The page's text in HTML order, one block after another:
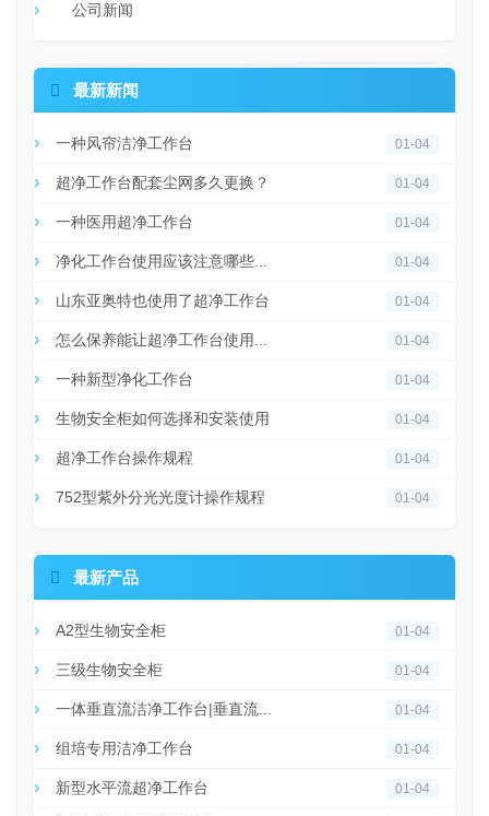
公司新闻
 最新新闻
一种风帘洁净工作台 01-04
超净工作台配套尘网多久更换？ 01-04
一种医用超净工作台 01-04
净化工作台使用应该注意哪些... 01-04
山东亚奥特也使用了超净工作台 01-04
怎么保养能让超净工作台使用... 01-04
一种新型净化工作台 01-04
生物安全柜如何选择和安装使用 01-04
超净工作台操作规程 01-04
752型紫外分光光度计操作规程 01-04
 最新产品
A2型生物安全柜 01-04
三级生物安全柜 01-04
一体垂直流洁净工作台|垂直流... 01-04
组培专用洁净工作台 01-04
新型水平流超净工作台 01-04